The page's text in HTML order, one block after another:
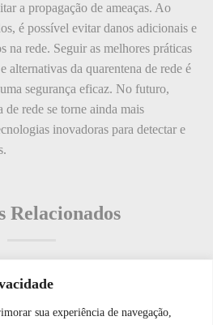
sua experiência de navegação,
a propagação de ameaças. Ao
é possível evitar danos adicionais e
na rede. Seguir as melhores práticas
alternativas da quarentena de rede é
segurança eficaz. No futuro,
de rede se torne ainda mais
inovadoras para detectar e
Relacionados